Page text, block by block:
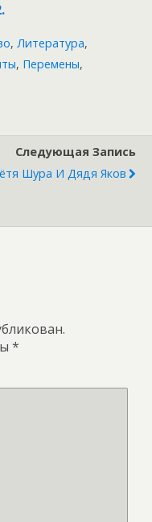
, Литература,
, Перемены,
Следующая Запись
Шура И Дядя Яков
*